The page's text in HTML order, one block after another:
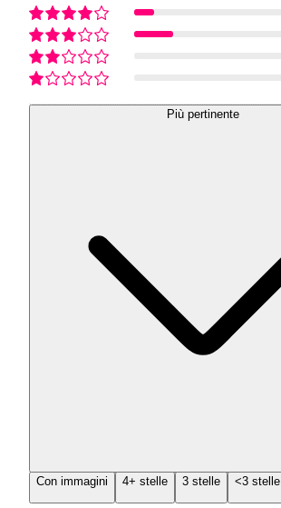
Più pertinente
Con immagini 4+ stelle 3 stelle <3 stelle